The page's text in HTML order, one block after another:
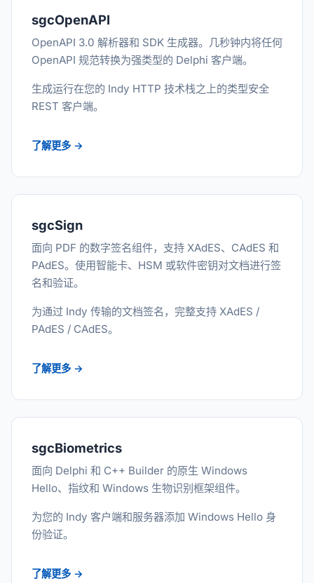
sgcOpenAPI
OpenAPI 3.0 解析器和 SDK 生成器。几秒钟内将任何
OpenAPI 规范转换为强类型的 Delphi 客户端。
生成运行在您的 Indy HTTP 技术栈之上的类型安全
REST 客户端。
了解更多 →
sgcSign
面向 PDF 的数字签名组件，支持 XAdES、CAdES 和
PAdES。使用智能卡、HSM 或软件密钥对文档进行签
名和验证。
为通过 Indy 传输的文档签名，完整支持 XAdES /
PAdES / CAdES。
了解更多 →
sgcBiometrics
面向 Delphi 和 C++ Builder 的原生 Windows
Hello、指纹和 Windows 生物识别框架组件。
为您的 Indy 客户端和服务器添加 Windows Hello 身
份验证。
了解更多 →